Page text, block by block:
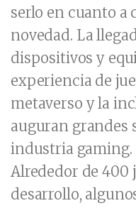
serlo en cuanto a
novedad. La
dispositivos y
experiencia de
metaverso y la
auguran grandes
industria gaming.
Alrededor de 400
desarrollo,